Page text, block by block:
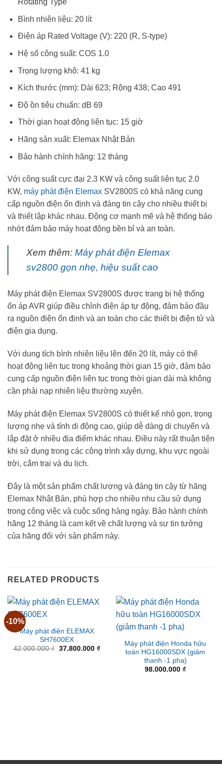
Rotating Type
Bình nhiên liệu: 20 lít
Điện áp Rated Voltage (V): 220 (R, S-type)
Hệ số công suất: COS 1.0
Trọng lượng khô: 41 kg
Kích thước (mm): Dài 623; Rộng 438; Cao 491
Độ ồn tiêu chuẩn: dB 69
Thời gian hoạt động liên tục: 15 giờ
Hãng sản xuất: Elemax Nhật Bản
Bảo hành chính hãng: 12 tháng
Với công suất cực đại 2.3 KW và công suất liên tục 2.0
KW, máy phát điện Elemax SV2800S có khả năng cung
cấp nguồn điện ổn định và đáng tin cậy cho nhiều thiết bị
và thiết lập khác nhau. Động cơ mạnh mẽ và hệ thống báo
nhớt đảm bảo máy hoạt động bền bỉ và an toàn.
Xem thêm: Máy phát điện Elemax
sv2800 gọn nhẹ, hiệu suất cao
Máy phát điện Elemax SV2800S được trang bị hệ thống
ổn áp AVR giúp điều chỉnh điện áp tự động, đảm bảo đầu
ra nguồn điện ổn định và an toàn cho các thiết bị điện tử và
điện gia dụng.
Với dung tích bình nhiên liệu lên đến 20 lít, máy có thể
hoạt động liên tục trong khoảng thời gian 15 giờ, đảm bảo
cung cấp nguồn điện liên tục trong thời gian dài mà không
cần phải nạp nhiên liệu thường xuyên.
Máy phát điện Elemax SV2800S có thiết kế nhỏ gọn, trọng
lượng nhẹ và tính di động cao, giúp dễ dàng di chuyển và
lắp đặt ở nhiều địa điểm khác nhau. Điều này rất thuận tiện
khi sử dụng trong các công trình xây dựng, khu vực ngoài
trời, cắm trại và du lịch.
Đây là một sản phẩm chất lượng và đáng tin cậy từ hãng
Elemax Nhật Bản, phù hợp cho nhiều nhu cầu sử dụng
trong công việc và cuộc sống hàng ngày. Bảo hành chính
hãng 12 tháng là cam kết về chất lượng và sự tin tưởng
của hãng đối với sản phẩm này.
RELATED PRODUCTS
-10%
Máy phát điện ELEMAX
SH7600EX
42.000.000₫ Original
37.800.000 ₫Current
Máy phát điện Honda hữu
toàn HG16000SDX (giảm
thanh -1 pha)
98.000.000 ₫